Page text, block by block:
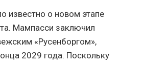
известно о новом этапе
Мампасси заключил
«Русенборгом»,
2029 года. Поскольку